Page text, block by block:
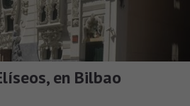
en Bilbao